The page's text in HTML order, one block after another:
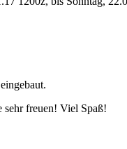
eingebaut.
sehr freuen! Viel Spaß!